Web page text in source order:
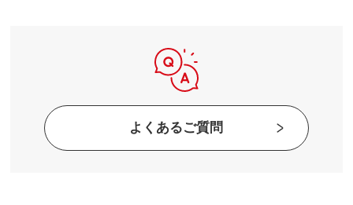
よくあるご質問